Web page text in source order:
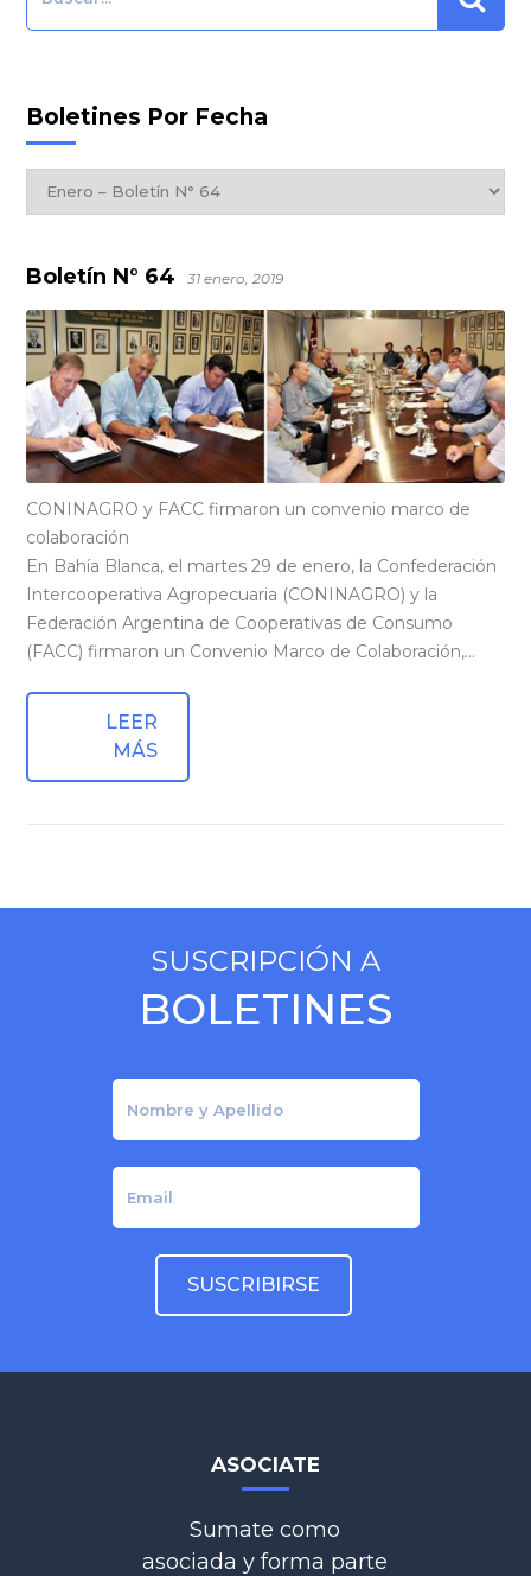
Boletín N° 64 31 enero, 2019
CONINAGRO y FACC firmaron un convenio marco de
colaboración
En Bahía Blanca, el martes 29 de enero, la Confederación
Intercooperativa Agropecuaria (CONINAGRO) y la
Federación Argentina de Cooperativas de Consumo
(FACC) firmaron un Convenio Marco de Colaboración,…
LEER
MÁS
Boletines Por Fecha
Boletines
por
SUSCRIPCIÓN A
BOLETINES
ASOCIATE
Sumate como
asociada y forma parte